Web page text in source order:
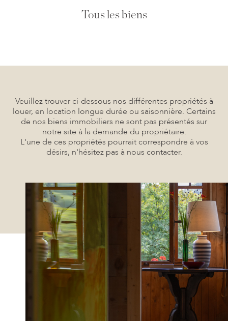
Tous les biens
Veuillez trouver ci-dessous nos différentes propriétés à
louer, en location longue durée ou saisonnière. Certains
de nos biens immobiliers ne sont pas présentés sur
notre site à la demande du propriétaire.
L'une de ces propriétés pourrait correspondre à vos
désirs, n'hésitez pas à nous contacter.